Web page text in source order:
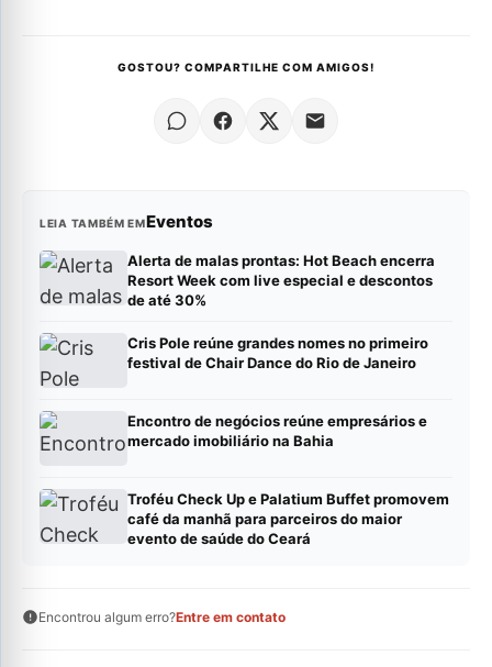
GOSTOU? COMPARTILHE COM AMIGOS!
LEIA TAMBÉM EMEventos
Alerta de malas prontas: Hot Beach encerra
Resort Week com live especial e descontos
de até 30%
Cris Pole reúne grandes nomes no primeiro
festival de Chair Dance do Rio de Janeiro
Encontro de negócios reúne empresários e
mercado imobiliário na Bahia
Troféu Check Up e Palatium Buffet promovem
café da manhã para parceiros do maior
evento de saúde do Ceará
Encontrou algum erro?Entre em contato